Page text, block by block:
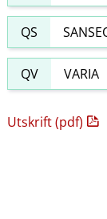
QS
QV VARIA
Utskrift (pdf)